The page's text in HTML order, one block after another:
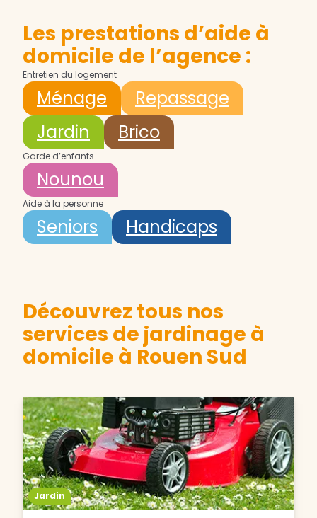
Les prestations d’aide à
domicile de l’agence :
Entretien du logement
Ménage
Repassage
Jardin
Brico
Garde d’enfants
Nounou
Aide à la personne
Seniors Handicaps
Découvrez tous nos
services de jardinage à
domicile à Rouen Sud
Jardin